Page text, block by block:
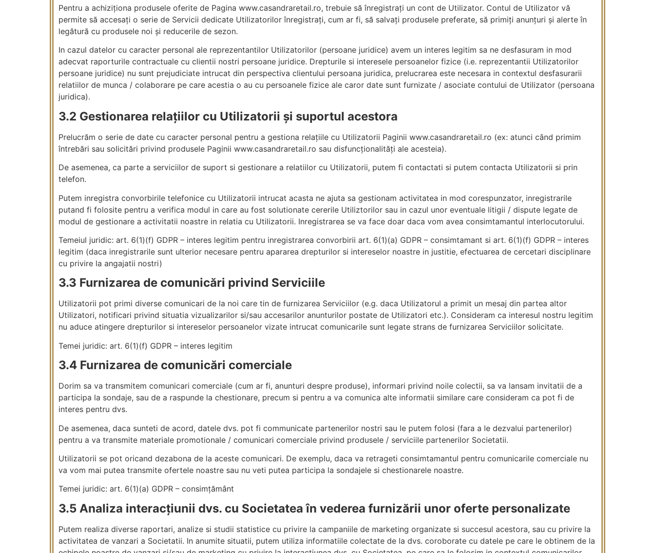
Pentru a achiziționa produsele oferite de Pagina www.casandraretail.ro, trebuie să înregistrați un cont de Utilizator. Contul de Utilizator vă
permite să accesați o serie de Servicii dedicate Utilizatorilor înregistrați, cum ar fi, să salvați produsele preferate, să primiți anunțuri și alerte în
legătură cu produsele noi și reducerile de sezon.
In cazul datelor cu caracter personal ale reprezentantilor Utilizatorilor (persoane juridice) avem un interes legitim sa ne desfasuram in mod
adecvat raporturile contractuale cu clientii nostri persoane juridice. Drepturile si interesele persoanelor fizice (i.e. reprezentantii Utilizatorilor
persoane juridice) nu sunt prejudiciate intrucat din perspectiva clientului persoana juridica, prelucrarea este necesara in contextul desfasurarii
relatiilor de munca / colaborare pe care acestia o au cu persoanele fizice ale caror date sunt furnizate / asociate contului de Utilizator (persoana
juridica).
3.2 Gestionarea relațiilor cu Utilizatorii și suportul acestora
Prelucrăm o serie de date cu caracter personal pentru a gestiona relațiile cu Utilizatorii Paginii www.casandraretail.ro (ex: atunci când primim
întrebări sau solicitări privind produsele Paginii www.casandraretail.ro sau disfuncționalități ale acesteia).
De asemenea, ca parte a serviciilor de suport si gestionare a relatiilor cu Utilizatorii, putem fi contactati si putem contacta Utilizatorii si prin
telefon.
Putem inregistra convorbirile telefonice cu Utilizatorii intrucat acasta ne ajuta sa gestionam activitatea in mod corespunzator, inregistrarile
putand fi folosite pentru a verifica modul in care au fost solutionate cererile Utiliztorilor sau in cazul unor eventuale litigii / dispute legate de
modul de gestionare a activitatii noastre in relatia cu Utilizatorii. Inregistrarea se va face doar daca vom avea consimtamantul interlocutorului.
Temeiul juridic: art. 6(1)(f) GDPR – interes legitim pentru inregistrarea convorbirii art. 6(1)(a) GDPR – consimtamant si art. 6(1)(f) GDPR – interes
legitim (daca inregistrarile sunt ulterior necesare pentru apararea drepturilor si intereselor noastre in justitie, efectuarea de cercetari disciplinare
cu privire la angajatii nostri)
3.3 Furnizarea de comunicări privind Serviciile
Utilizatorii pot primi diverse comunicari de la noi care tin de furnizarea Serviciilor (e.g. daca Utilizatorul a primit un mesaj din partea altor
Utilizatori, notificari privind situatia vizualizarilor si/sau accesarilor anunturilor postate de Utilizatori etc.). Consideram ca interesul nostru legitim
nu aduce atingere drepturilor si intereselor persoanelor vizate intrucat comunicarile sunt legate strans de furnizarea Serviciilor solicitate.
Temei juridic: art. 6(1)(f) GDPR – interes legitim
3.4 Furnizarea de comunicări comerciale
Dorim sa va transmitem comunicari comerciale (cum ar fi, anunturi despre produse), informari privind noile colectii, sa va lansam invitatii de a
participa la sondaje, sau de a raspunde la chestionare, precum si pentru a va comunica alte informatii similare care consideram ca pot fi de
interes pentru dvs.
De asemenea, daca sunteti de acord, datele dvs. pot fi communicate partenerilor nostri sau le putem folosi (fara a le dezvalui partenerilor)
pentru a va transmite materiale promotionale / comunicari comerciale privind produsele / serviciile partenerilor Societatii.
Utilizatorii se pot oricand dezabona de la aceste comunicari. De exemplu, daca va retrageti consimtamantul pentru comunicarile comerciale nu
va vom mai putea transmite ofertele noastre sau nu veti putea participa la sondajele si chestionarele noastre.
Temei juridic: art. 6(1)(a) GDPR – consimțământ
3.5 Analiza interacțiunii dvs. cu Societatea în vederea furnizării unor oferte personalizate
Putem realiza diverse raportari, analize si studii statistice cu privire la campaniile de marketing organizate si succesul acestora, sau cu privire la
activitatea de vanzari a Societatii. In anumite situatii, putem utiliza informatiile colectate de la dvs. coroborate cu datele pe care le obtinem de la